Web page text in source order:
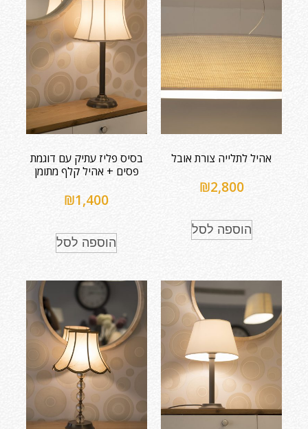
אהיל לתלייה צורת אובל
₪2,800
הוספה לסל
בסיס פליז עתיק עם דוגמת
פסים + אהיל קלף מתומן
₪1,400
הוספה לסל